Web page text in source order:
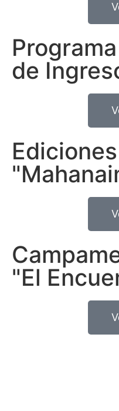
de
Ediciones
"El